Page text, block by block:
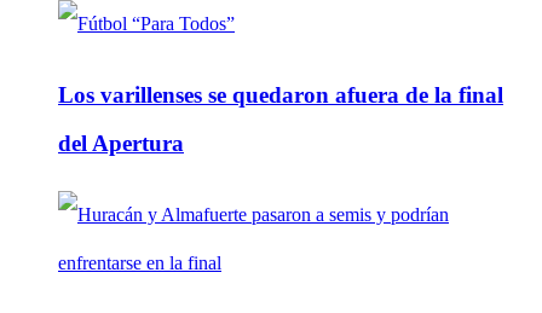
Los varillenses se quedaron afuera de la final
del Apertura